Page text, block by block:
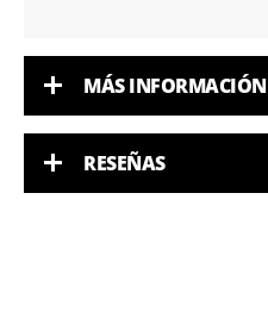
MÁS INFORMACIÓN
RESEÑAS